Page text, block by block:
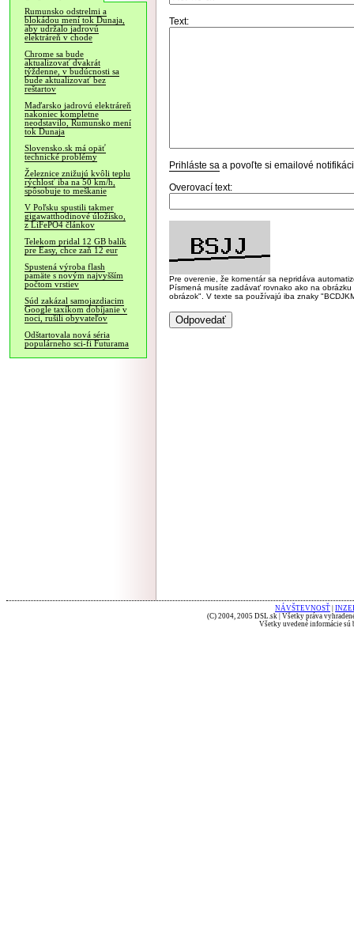
Rumunsko odstrelmi a
blokádou mení tok Dunaja,
aby udržalo jadrovú
elektráreň v chode
Chrome sa bude
aktualizovať dvakrát
týždenne, v budúcnosti sa
bude aktualizovať bez
reštartov
Maďarsko jadrovú elektráreň
nakoniec kompletne
neodstavilo, Rumunsko mení
tok Dunaja
Slovensko.sk má opäť
technické problémy
Železnice znižujú kvôli teplu
rýchlosť iba na 50 km/h,
spôsobuje to meškanie
V Poľsku spustili takmer
gigawatthodinové úložisko,
z LiFePO4 článkov
Telekom pridal 12 GB balík
pre Easy, chce zaň 12 eur
Spustená výroba flash
pamäte s novým najvyšším
počtom vrstiev
Súd zakázal samojazdiacim
Google taxíkom dobíjanie v
noci, rušili obyvateľov
Odštartovala nová séria
populárneho sci-fi Futurama
Text:
Prihláste sa a povoľte si emailové
Overovací text:
Pre overenie, že komentár sa nepridáva
Písmená musíte zadávať rovnako ako na
obrázok". V texte sa používajú iba znaky
NÁVŠTEVNOSŤ
(C) 2004, 2005 DSL.sk | Všetky práva
Všetky uvedené informácie sú